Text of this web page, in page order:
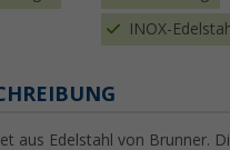
INOX-
aus Edelstahl von Brunner.